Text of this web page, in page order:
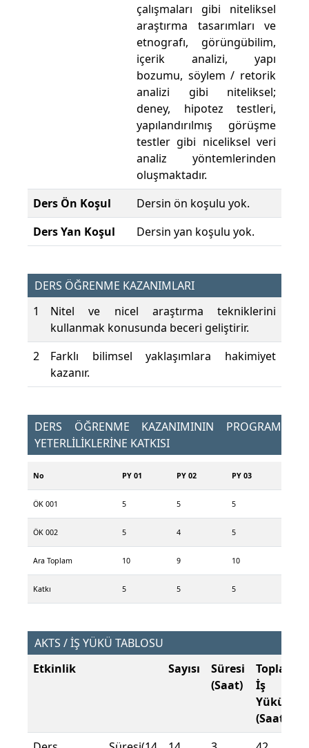
çalışmaları gibi niteliksel
araştırma tasarımları ve
etnografı, görüngübilim,
içerik analizi, yapı
bozumu, söylem / retorik
analizi gibi niteliksel;
deney, hipotez testleri,
yapılandırılmış görüşme
testler gibi niceliksel veri
analiz yöntemlerinden
oluşmaktadır.
Ders Ön Koşul
Dersin ön koşulu yok.
Ders Yan Koşul
Dersin yan koşulu yok.
DERS ÖĞRENME KAZANIMLARI
1
Nitel ve nicel araştırma tekniklerini
kullanmak konusunda beceri geliştirir.
2
Farklı bilimsel yaklaşımlara hakimiyet
kazanır.
DERS ÖĞRENME KAZANIMININ PROGRAM
YETERLİLİKLERİNE KATKISI
No PY 01 PY 02 PY 03
ÖK 001 5 5 5
ÖK 002 5 4 5
Ara Toplam 10 9 10
Katkı 5 5 5
AKTS / İŞ YÜKÜ TABLOSU
Etkinlik
Sayısı
Süresi
(Saat)
Toplam
İş
Yükü
(Saat)